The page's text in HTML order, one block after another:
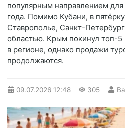
популярным направлением
года. Помимо Кубани, в
Ставрополье, Санкт-
областью. Крым покинул топ-5
в регионе, однако продажи
продолжаются.
09.07.2026 12:48 305